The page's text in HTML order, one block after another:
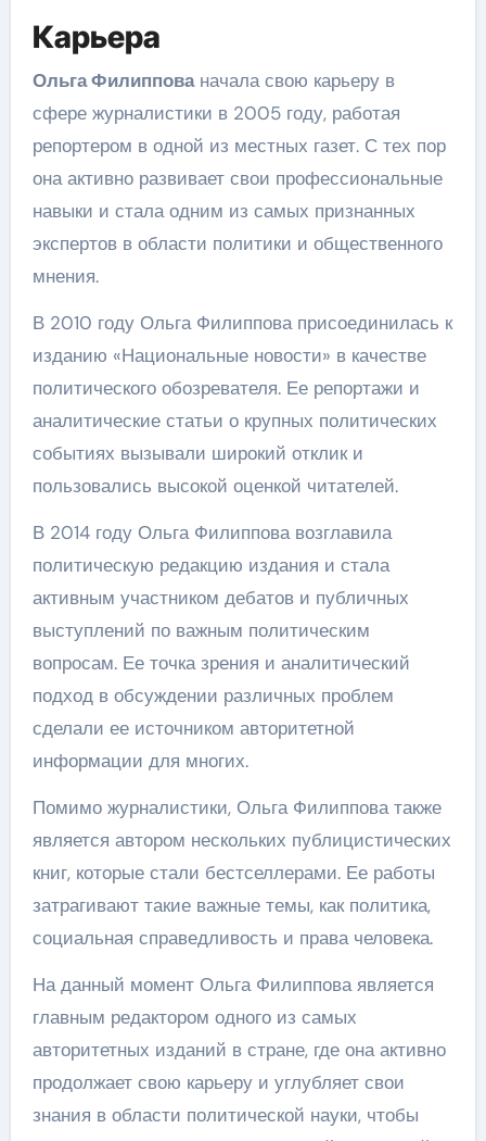
Карьера
Ольга Филиппованачала свою карьеру в
сфере журналистики в 2005 году, работая
репортером в одной из местных газет. С тех пор
она активно развивает свои профессиональные
навыки и стала одним из самых признанных
экспертов в области политики и общественного
мнения.
В 2010 году Ольга Филиппова присоединилась к
изданию «Национальные новости» в качестве
политического обозревателя. Ее репортажи и
аналитические статьи о крупных политических
событиях вызывали широкий отклик и
пользовались высокой оценкой читателей.
В 2014 году Ольга Филиппова возглавила
политическую редакцию издания и стала
активным участником дебатов и публичных
выступлений по важным политическим
вопросам. Ее точка зрения и аналитический
подход в обсуждении различных проблем
сделали ее источником авторитетной
информации для многих.
Помимо журналистики, Ольга Филиппова также
является автором нескольких публицистических
книг, которые стали бестселлерами. Ее работы
затрагивают такие важные темы, как политика,
социальная справедливость и права человека.
На данный момент Ольга Филиппова является
главным редактором одного из самых
авторитетных изданий в стране, где она активно
продолжает свою карьеру и углубляет свои
знания в области политической науки, чтобы